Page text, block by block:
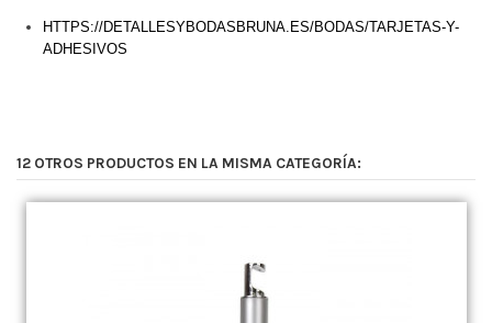
HTTPS://DETALLESYBODASBRUNA.ES/BODAS/TARJETAS-Y-
ADHESIVOS
12 OTROS PRODUCTOS EN LA MISMA CATEGORÍA: